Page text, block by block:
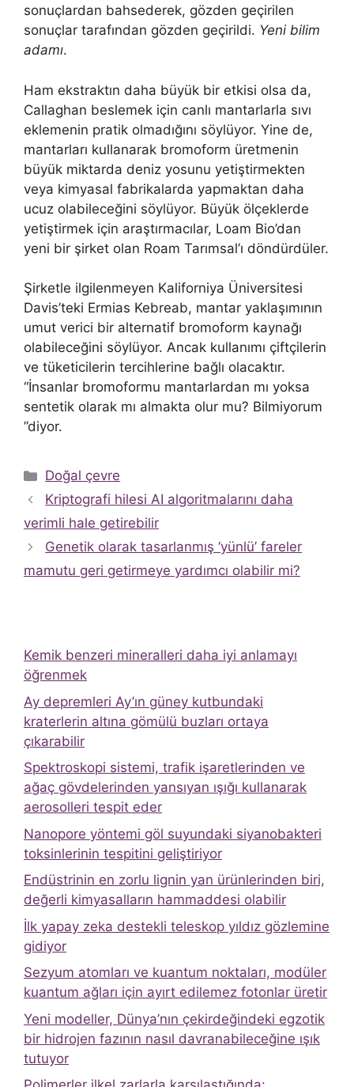
sonuçlardan bahsederek, gözden geçirilen
sonuçlar tarafından gözden geçirildi. Yeni bilim
adamı.
Ham ekstraktın daha büyük bir etkisi olsa da,
Callaghan beslemek için canlı mantarlarla sıvı
eklemenin pratik olmadığını söylüyor. Yine de,
mantarları kullanarak bromoform üretmenin
büyük miktarda deniz yosunu yetiştirmekten
veya kimyasal fabrikalarda yapmaktan daha
ucuz olabileceğini söylüyor. Büyük ölçeklerde
yetiştirmek için araştırmacılar, Loam Bio’dan
yeni bir şirket olan Roam Tarımsal’ı döndürdüler.
Şirketle ilgilenmeyen Kaliforniya Üniversitesi
Davis’teki Ermias Kebreab, mantar yaklaşımının
umut verici bir alternatif bromoform kaynağı
olabileceğini söylüyor. Ancak kullanımı çiftçilerin
ve tüketicilerin tercihlerine bağlı olacaktır.
“İnsanlar bromoformu mantarlardan mı yoksa
sentetik olarak mı almakta olur mu? Bilmiyorum
”diyor.
Kategoriler
Doğal çevre
Kriptografi hilesi AI algoritmalarını daha
verimli hale getirebilir
Genetik olarak tasarlanmış ‘yünlü’ fareler
mamutu geri getirmeye yardımcı olabilir mi?
Kemik benzeri mineralleri daha iyi anlamayı
öğrenmek
Ay depremleri Ay’ın güney kutbundaki
kraterlerin altına gömülü buzları ortaya
çıkarabilir
Spektroskopi sistemi, trafik işaretlerinden ve
ağaç gövdelerinden yansıyan ışığı kullanarak
aerosolleri tespit eder
Nanopore yöntemi göl suyundaki siyanobakteri
toksinlerinin tespitini geliştiriyor
Endüstrinin en zorlu lignin yan ürünlerinden biri,
değerli kimyasalların hammaddesi olabilir
İlk yapay zeka destekli teleskop yıldız gözlemine
gidiyor
Sezyum atomları ve kuantum noktaları, modüler
kuantum ağları için ayırt edilemez fotonlar üretir
Yeni modeller, Dünya’nın çekirdeğindeki egzotik
bir hidrojen fazının nasıl davranabileceğine ışık
tutuyor